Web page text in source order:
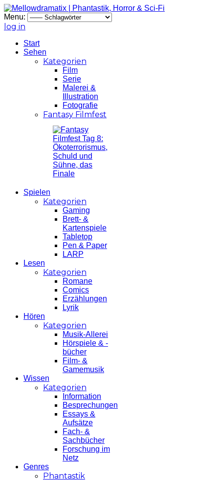
Menu:
log in
Start
Sehen
Kategorien
Film
Serie
Malerei &
Illustration
Fotografie
Fantasy Filmfest
Spielen
Kategorien
Gaming
Brett- &
Kartenspiele
Tabletop
Pen & Paper
LARP
Lesen
Kategorien
Romane
Comics
Erzählungen
Lyrik
Hören
Kategorien
Musik-Allerei
Hörspiele & -
bücher
Film- &
Gamemusik
Wissen
Kategorien
Information
Besprechungen
Essays &
Aufsätze
Fach- &
Sachbücher
Forschung im
Netz
Genres
Phantastik